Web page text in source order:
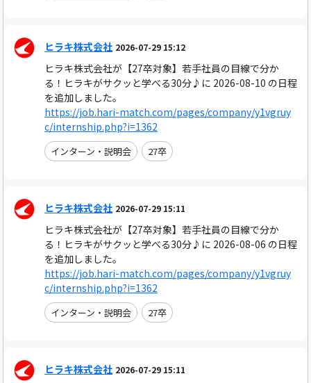
ヒラキ株式会社 2026-07-29 15:12
ヒラキ株式会社が【27卒対象】若手社員の目線で分か
る！ヒラキがサクッと学べる30分♪に 2026-08-10 の日程
を追加しました。
https://job.hari-match.com/pages/company/y1vgruy
c/internship.php?i=1362
インターン・説明会 27卒
ヒラキ株式会社 2026-07-29 15:11
ヒラキ株式会社が【27卒対象】若手社員の目線で分か
る！ヒラキがサクッと学べる30分♪に 2026-08-06 の日程
を追加しました。
https://job.hari-match.com/pages/company/y1vgruy
c/internship.php?i=1362
インターン・説明会 27卒
ヒラキ株式会社 2026-07-29 15:11